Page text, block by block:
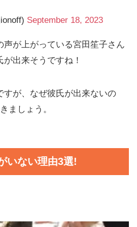
September 18, 2023
声が上がっている宮田笙子さん
出来そうですね！
すが、なぜ彼氏が出来ないの
ましょう。
いない理由3選!